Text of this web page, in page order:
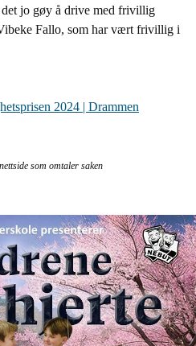
det jo gøy å drive med frivillig
Fallo, som har vært frivillig i
2024 | Drammen
som omtaler saken